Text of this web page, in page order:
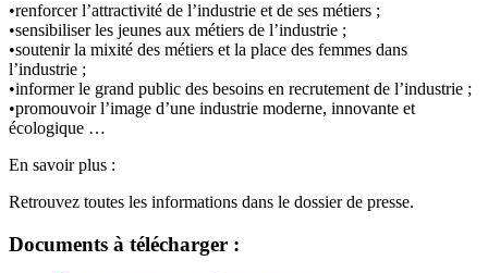
•renforcer l’attractivité de l’industrie et de ses métiers ;
•sensibiliser les jeunes aux métiers de l’industrie ;
•soutenir la mixité des métiers et la place des femmes dans
l’industrie ;
•informer le grand public des besoins en recrutement de l’industrie ;
•promouvoir l’image d’une industrie moderne, innovante et
écologique …
En savoir plus :
Retrouvez toutes les informations dans le dossier de presse.
Documents à télécharger :